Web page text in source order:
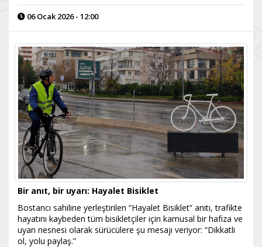
06 Ocak 2026 - 12:00
Bir anıt, bir uyarı: Hayalet Bisiklet
Bostancı sahiline yerleştirilen “Hayalet Bisiklet” anıtı, trafikte
hayatını kaybeden tüm bisikletçiler için kamusal bir hafıza ve
uyarı nesnesi olarak sürücülere şu mesajı veriyor: “Dikkatli
ol, yolu paylaş.”